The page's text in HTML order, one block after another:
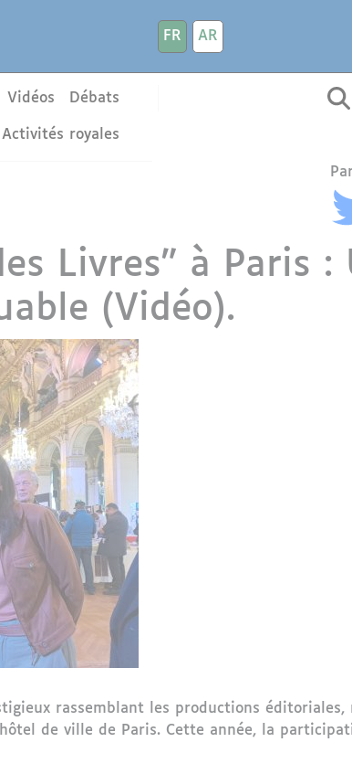
FR
AR
Vidéos Débats
Activités royales
Livres" à Paris :
(Vidéo).
rassemblant les productions éditoriales,
de ville de Paris. Cette année, la